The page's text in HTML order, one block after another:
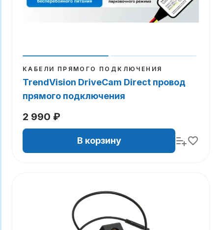
КАБЕЛИ ПРЯМОГО ПОДКЛЮЧЕНИЯ
TrendVision DriveCam Direct провод
прямого подключения
2 990 ₽
В корзину